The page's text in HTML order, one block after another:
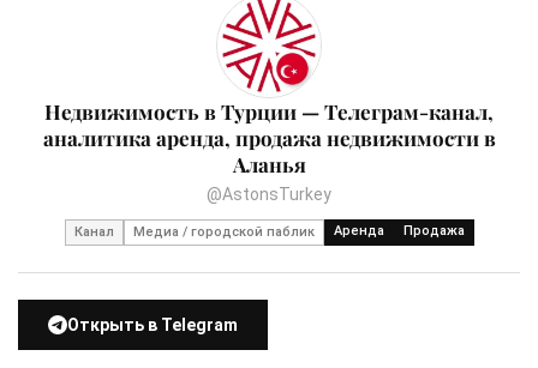
Недвижимость в Турции — Телеграм-канал,
аналитика аренда, продажа недвижимости в
Аланья
@AstonsTurkey
Канал Медиа / городской паблик Аренда Продажа
Открыть в Telegram